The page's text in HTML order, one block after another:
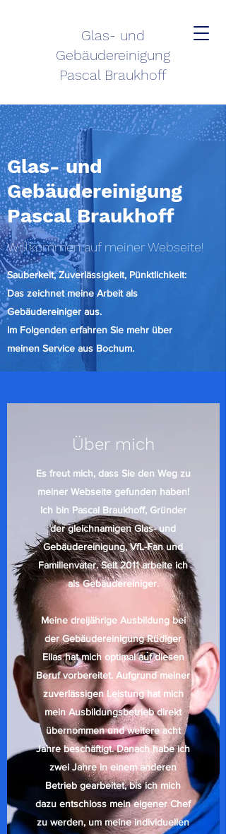
Glas- und
Gebäudereinigung
Pascal Braukhoff
Glas- und
Gebäudereinigung
Pascal Braukhoff
Willkommen auf meiner Webseite!
Sauberkeit, Zuverlässigkeit, Pünktlichkeit:
Das zeichnet meine Arbeit als
Gebäudereiniger aus.
Im Folgenden erfahren Sie mehr über
meinen Service aus Bochum.
Über mich
Es freut mich, dass Sie den Weg zu
meiner Webseite gefunden haben!
Ich bin Pascal Braukhoff, Gründer
der gleichnamigen Glas- und
Gebäudereinigung, VfL-Fan und
Familienvater. Seit 2011 arbeite ich
als Gebäudereiniger.
Meine dreijährige Ausbildung bei
der Gebäudereinigung Rüdiger
Elias hat mich optimal auf diesen
Beruf vorbereitet. Aufgrund meiner
zuverlässigen Leistung hat mich
mein Ausbildungsbetrieb direkt
übernommen und weitere acht
Jahre beschäftigt. Danach habe ich
zwei Jahre in einem anderen
Betrieb gearbeitet, bis ich mich
dazu entschloss mein eigener Chef
zu werden, um meine individuellen